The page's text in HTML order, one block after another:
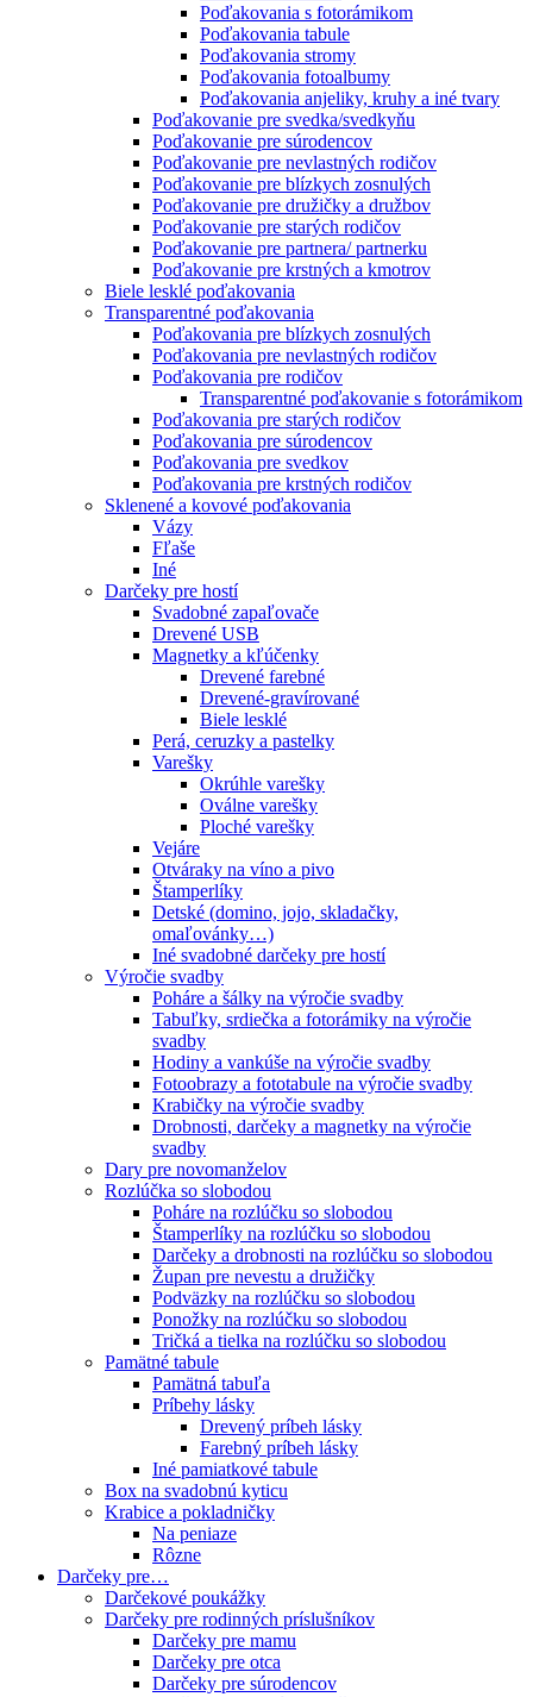
Poďakovania s fotorámikom
Poďakovania tabule
Poďakovania stromy
Poďakovania fotoalbumy
Poďakovania anjeliky, kruhy a iné tvary
Poďakovanie pre svedka/svedkyňu
Poďakovanie pre súrodencov
Poďakovanie pre nevlastných rodičov
Poďakovanie pre blízkych zosnulých
Poďakovanie pre družičky a družbov
Poďakovanie pre starých rodičov
Poďakovanie pre partnera/ partnerku
Poďakovanie pre krstných a kmotrov
Biele lesklé poďakovania
Transparentné poďakovania
Poďakovania pre blízkych zosnulých
Poďakovania pre nevlastných rodičov
Poďakovania pre rodičov
Transparentné poďakovanie s fotorámikom
Poďakovania pre starých rodičov
Poďakovania pre súrodencov
Poďakovania pre svedkov
Poďakovania pre krstných rodičov
Sklenené a kovové poďakovania
Vázy
Fľaše
Iné
Darčeky pre hostí
Svadobné zapaľovače
Drevené USB
Magnetky a kľúčenky
Drevené farebné
Drevené-gravírované
Biele lesklé
Perá, ceruzky a pastelky
Varešky
Okrúhle varešky
Oválne varešky
Ploché varešky
Vejáre
Otváraky na víno a pivo
Štamperlíky
Detské (domino, jojo, skladačky,
omaľovánky…)
Iné svadobné darčeky pre hostí
Výročie svadby
Poháre a šálky na výročie svadby
Tabuľky, srdiečka a fotorámiky na výročie
svadby
Hodiny a vankúše na výročie svadby
Fotoobrazy a fototabule na výročie svadby
Krabičky na výročie svadby
Drobnosti, darčeky a magnetky na výročie
svadby
Dary pre novomanželov
Rozlúčka so slobodou
Poháre na rozlúčku so slobodou
Štamperlíky na rozlúčku so slobodou
Darčeky a drobnosti na rozlúčku so slobodou
Župan pre nevestu a družičky
Podväzky na rozlúčku so slobodou
Ponožky na rozlúčku so slobodou
Tričká a tielka na rozlúčku so slobodou
Pamätné tabule
Pamätná tabuľa
Príbehy lásky
Drevený príbeh lásky
Farebný príbeh lásky
Iné pamiatkové tabule
Box na svadobnú kyticu
Krabice a pokladničky
Na peniaze
Rôzne
Darčeky pre…
Darčekové poukážky
Darčeky pre rodinných príslušníkov
Darčeky pre mamu
Darčeky pre otca
Darčeky pre súrodencov